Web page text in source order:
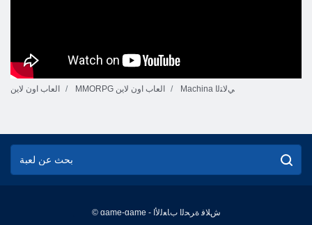
العاب اون لاين MMORPG العاب اون لاين Machina ﻲﻟﺎﺘﻟﺍ
© game-game - ﺵﻼ ﻓ ﺓﺮﺤﻟﺍ ﺏﺎﻌﻟﻷ ﺍ